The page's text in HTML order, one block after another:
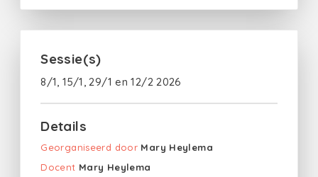
Sessie(s)
8/1, 15/1, 29/1 en 12/2 2026
Details
Georganiseerd door Mary Heylema
Docent Mary Heylema